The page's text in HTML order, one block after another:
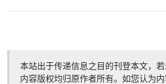
本站出于传递信息之目的刊登本文，若
内容版权均归原作者所有。如您认为